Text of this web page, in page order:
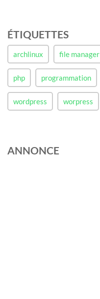
ÉTIQUETTES
archlinux file manager
php programmation
wordpress worpress
ANNONCE